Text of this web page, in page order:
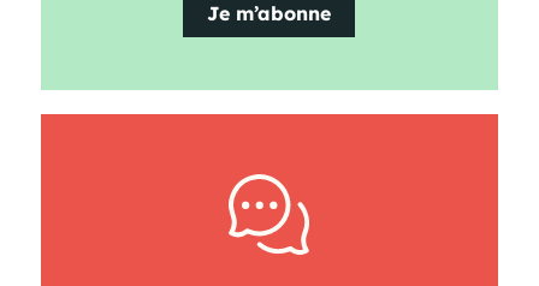
Je m’abonne